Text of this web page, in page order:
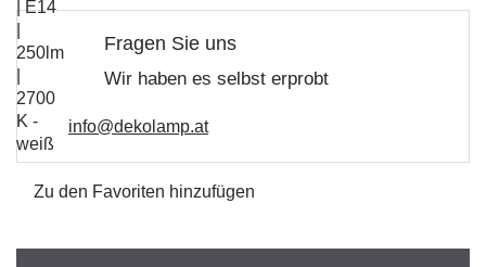
Fragen Sie uns
Wir haben es selbst erprobt
info@dekolamp.at
Zu den Favoriten hinzufügen